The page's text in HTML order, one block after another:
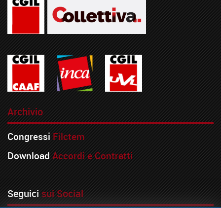
Archivio
Congressi Filctem
Download Accordi e Contratti
Seguicisui Social